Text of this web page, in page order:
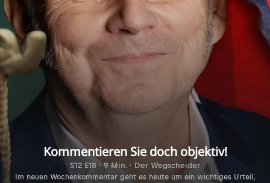
Kommentieren Sie doch objektiv!
S12 E18 · 9 Min. · Der Wegscheider
Im neuen Wochenkommentar geht es heute um ein wichtiges Urteil,